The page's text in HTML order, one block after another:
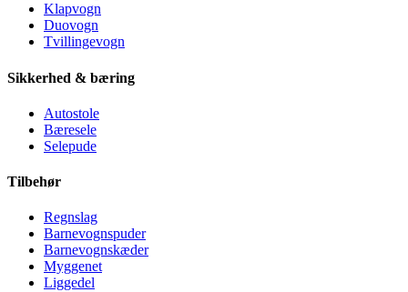
Klapvogn
Duovogn
Tvillingevogn
Sikkerhed & bæring
Autostole
Bæresele
Selepude
Tilbehør
Regnslag
Barnevognspuder
Barnevognskæder
Myggenet
Liggedel